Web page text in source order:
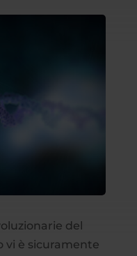
del
vi è sicuramente